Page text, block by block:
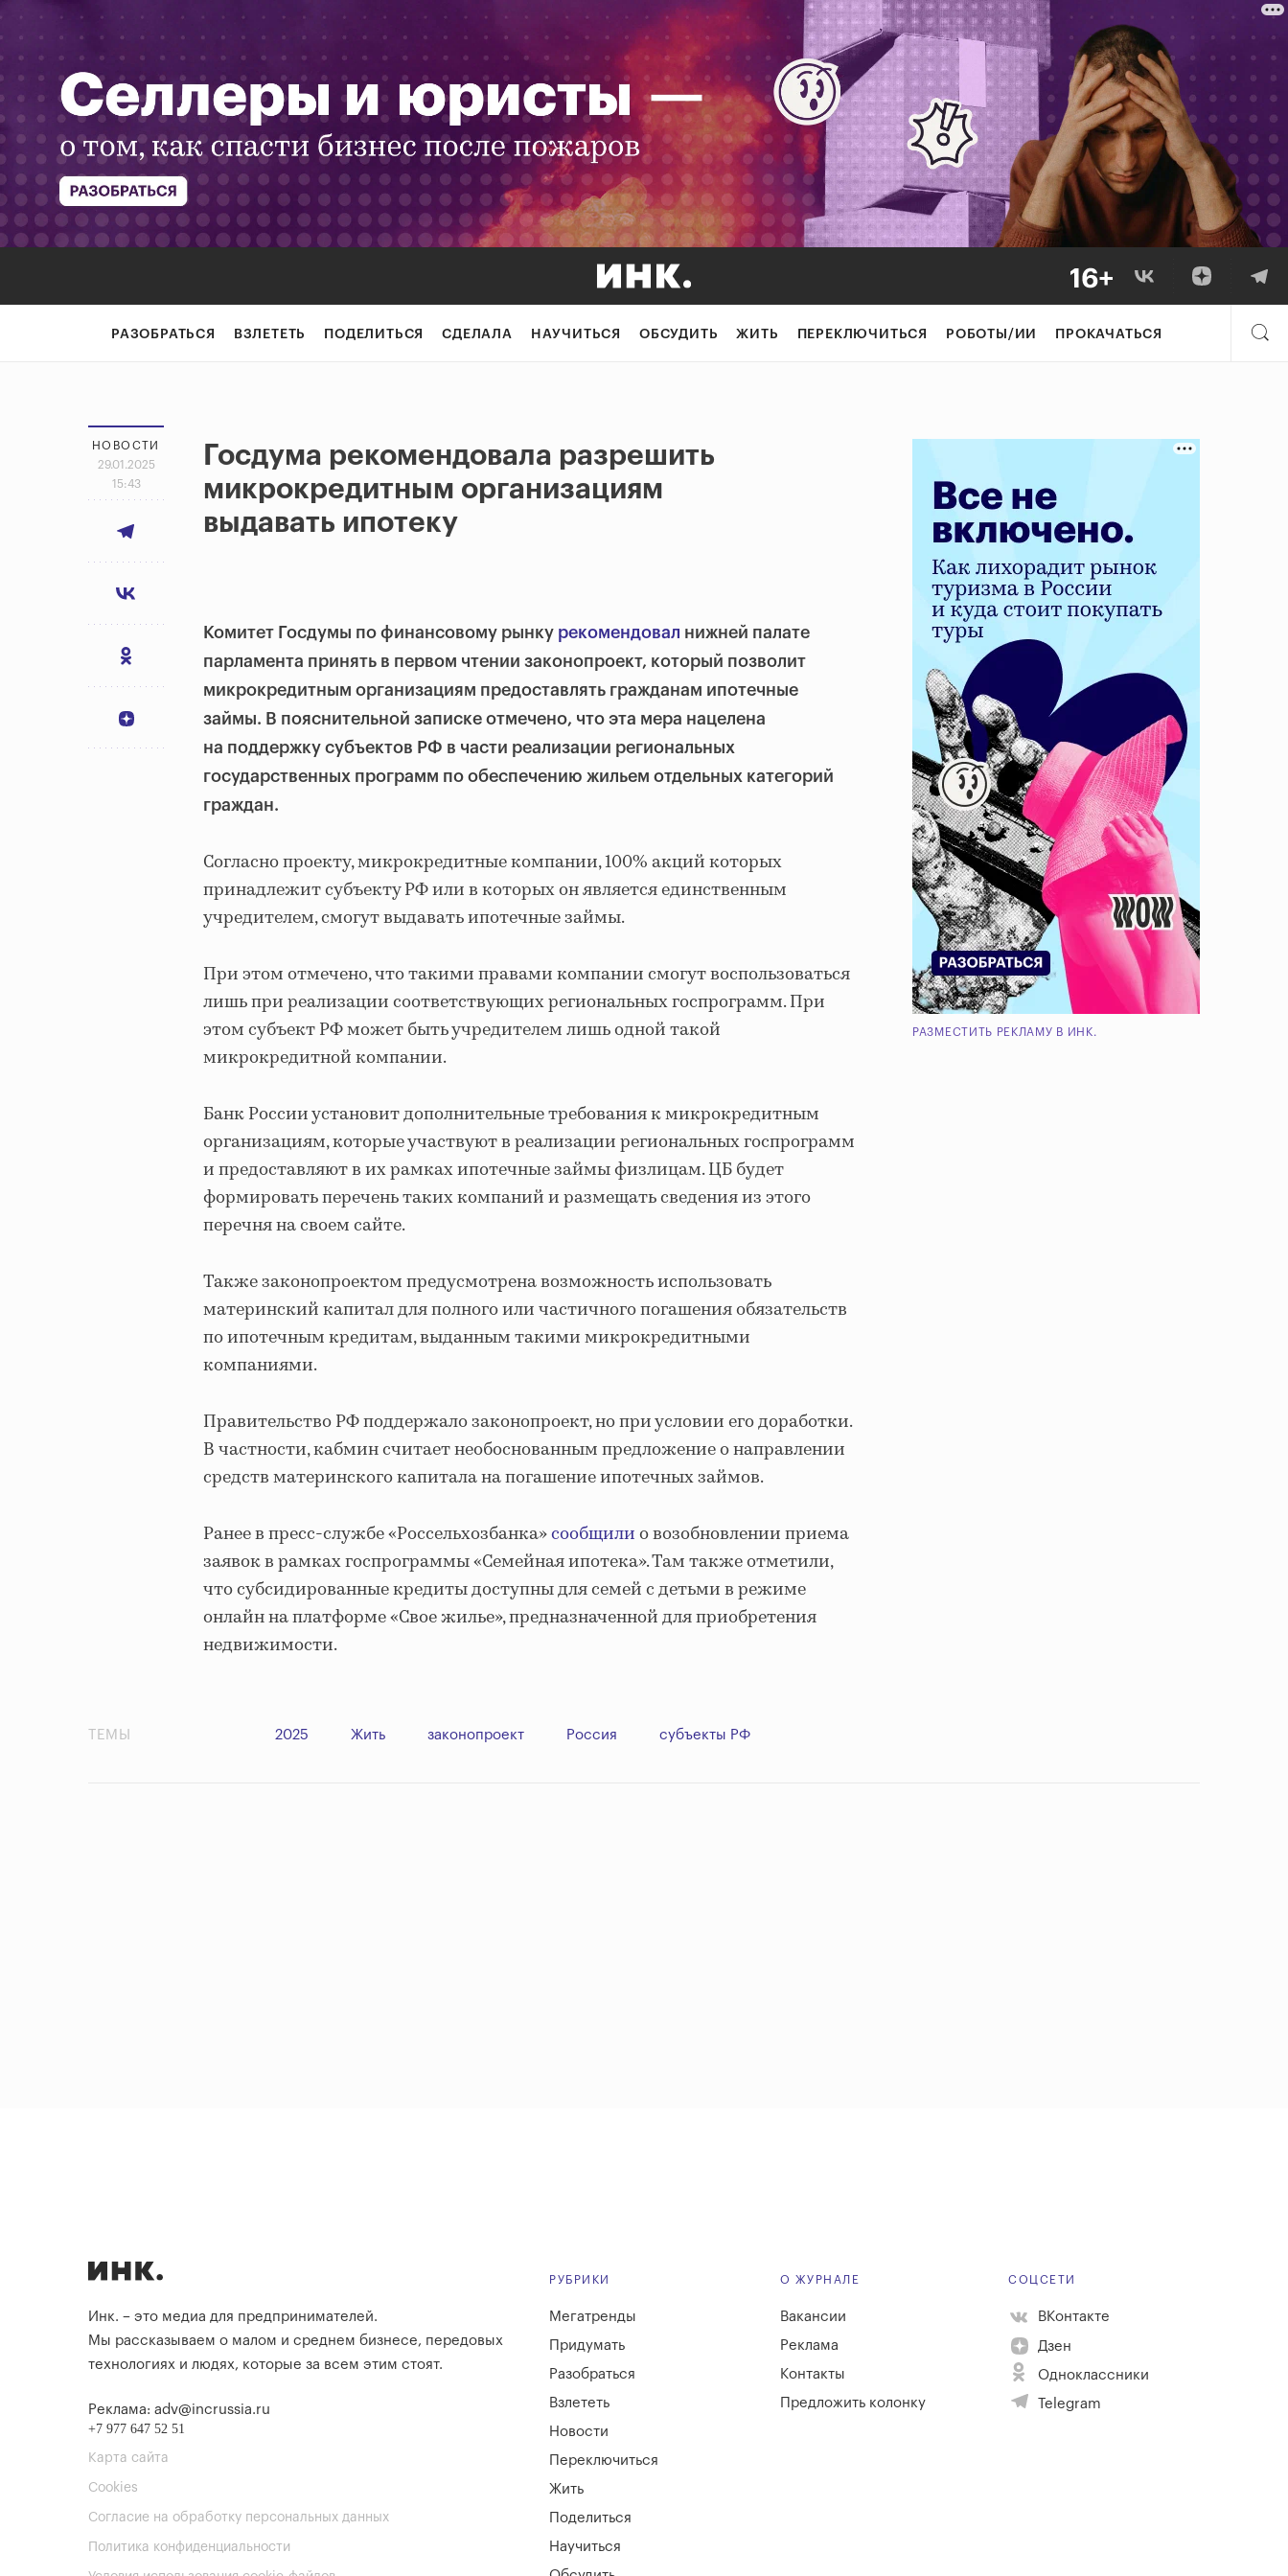
РАЗОБРАТЬСЯ ВЗЛЕТЕТЬ ПОДЕЛИТЬСЯ СДЕЛАЛА НАУЧИТЬСЯ ОБСУДИТЬ ЖИТЬ ПЕРЕКЛЮЧИТЬСЯ РОБОТЫ/ИИ ПРОКАЧАТЬСЯ
НОВОСТИ
29.01.2025
15:43
Госдума рекомендовала разрешить
микрокредитным организациям
выдавать ипотеку
Комитет Госдумы по финансовому рынку рекомендовал нижней палате
парламента принять в первом чтении законопроект, который позволит
микрокредитным организациям предоставлять гражданам ипотечные
займы. В пояснительной записке отмечено, что эта мера нацелена
на поддержку субъектов РФ в части реализации региональных
государственных программ по обеспечению жильем отдельных категорий
граждан.
Согласно проекту, микрокредитные компании, 100% акций которых
принадлежит субъекту РФ или в которых он является единственным
учредителем, смогут выдавать ипотечные займы.
При этом отмечено, что такими правами компании смогут воспользоваться
лишь при реализации соответствующих региональных госпрограмм. При
этом субъект РФ может быть учредителем лишь одной такой
микрокредитной компании.
Банк России установит дополнительные требования к микрокредитным
организациям, которые участвуют в реализации региональных госпрограмм
и предоставляют в их рамках ипотечные займы физлицам. ЦБ будет
формировать перечень таких компаний и размещать сведения из этого
перечня на своем сайте.
Также законопроектом предусмотрена возможность использовать
материнский капитал для полного или частичного погашения обязательств
по ипотечным кредитам, выданным такими микрокредитными
компаниями.
Правительство РФ поддержало законопроект, но при условии его доработки.
В частности, кабмин считает необоснованным предложение о направлении
средств материнского капитала на погашение ипотечных займов.
Ранее в пресс-службе «Россельхозбанка»сообщилио возобновлении приема
заявок в рамках госпрограммы «Семейная ипотека». Там также отметили,
что субсидированные кредиты доступны для семей с детьми в режиме
онлайн на платформе «Свое жилье», предназначенной для приобретения
недвижимости.
РАЗМЕСТИТЬ РЕКЛАМУ В ИНК.
ТЕМЫ 2025 Жить законопроект Россия субъекты РФ
Инк. – это медиа для предпринимателей.
Мы рассказываем о малом и среднем бизнесе, передовых
технологиях и людях, которые за всем этим стоят.
Реклама: adv@incrussia.ru
+7 977 647 52 51
Карта сайта
Cookies
Согласие на обработку персональных данных
Политика конфиденциальности
РУБРИКИ
Мегатренды
Придумать
Разобраться
Взлететь
Новости
Переключиться
Жить
Поделиться
Научиться
О ЖУРНАЛЕ
Вакансии
Реклама
Контакты
Предложить колонку
СОЦСЕТИ
ВКонтакте
Дзен
Одноклассники
Telegram